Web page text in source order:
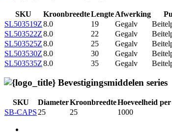
SKU KroonbreedteLengteAfwerking
SL503519Z8.0 19 Gegalv
SL503522Z8.0 22 Gegalv
SL503525Z8.0 25 Gegalv
SL503530Z8.0 30 Gegalv
SL503535Z8.0 35 Gegalv
Bevestigingsmiddelen series
SKU DiameterKroonbreedteHoeveelheid
SB-CAPS 25 25 1000